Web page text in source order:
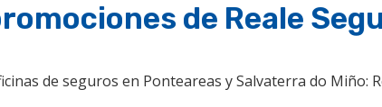
de Reale
de seguros en Ponteareas y Salvaterra do Miño: